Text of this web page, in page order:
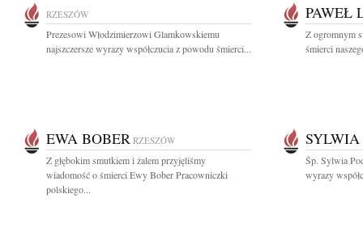
RZESZÓW
Prezesowi Włodzimierzowi Glamkowskiemu
najszczersze wyrazy współczucia z powodu śmierci...
PAWEŁ
Z ogromnym
śmierci
EWA BOBER RZESZÓW
Z głębokim smutkiem i żalem przyjęliśmy
wiadomość o śmierci Ewy Bober Pracowniczki
polskiego...
Śp. Sylwia
wyrazy